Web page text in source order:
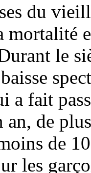
du
mortalité
le
a fait
an, de
de
les